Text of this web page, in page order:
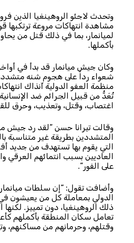
وتحدث لاجئو الروهينغيا الذين
مشاهدة انتهاكات مروعة ترتكبها
لميانمار، بما في ذلك قتل من
بأكملها.
شعواء رداً على هجوم شنه متشددو
منظمة العفو الدولية آنذاك
تُعَدُّ من قبيل الجرائم ضد
اغتصاب، وقتل، وتعذيب، وحرق
وقالت تيرانا حسن “لقد رد جيش
المتشددين بطريقة غير متناسبة
التي يقوم بها تستهدف من جديد
العاديين بسبب انتمائهم العرقي
على الفور”.
وأضافت تقول: “إن سلطات
الدولي بمعاملة كل من يعيشون في
ذلك الروهينغيا، دون تمييز.
تعامل سكان المنطقة بأكملهم
وقتلهم، وحرمانهم من مساكنهم،